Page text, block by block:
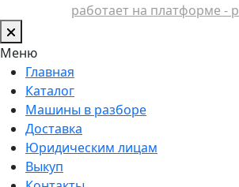
работает на платформе -
Меню
Главная
Каталог
Машины в разборе
Доставка
Юридическим лицам
Выкуп